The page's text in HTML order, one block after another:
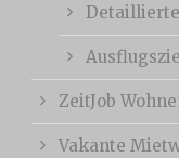
ZeitJob
Vakante